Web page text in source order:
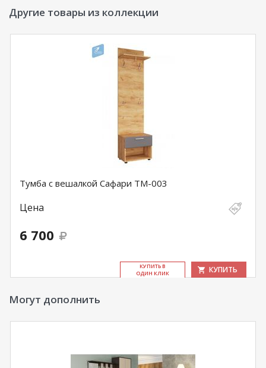
Другие товары из коллекции
Тумба с вешалкой Сафари ТМ-003
Цена
6 700
КУ­ПИТЬ В
ОДИН КЛИК
КУПИТЬ
Могут дополнить